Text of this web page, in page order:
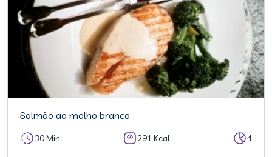
Salmão ao molho branco
30 Min 291 Kcal 4